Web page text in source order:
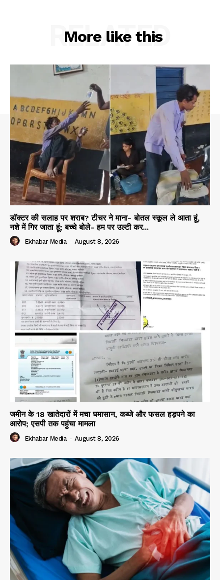
More like this
RELATED
डॉक्टर की सलाह पर शराब? टीचर ने माना- बोतल स्कूल ले आता हूं,
नशे में गिर जाता हूं; बच्चे बोले- हम पर उल्टी कर...
Ekhabar Media - August 8, 2026
जमीन के 18 खातेदारों में मचा घमासान, कब्जे और फसल हड़पने का
आरोप; एसपी तक पहुंचा मामला
Ekhabar Media - August 8, 2026